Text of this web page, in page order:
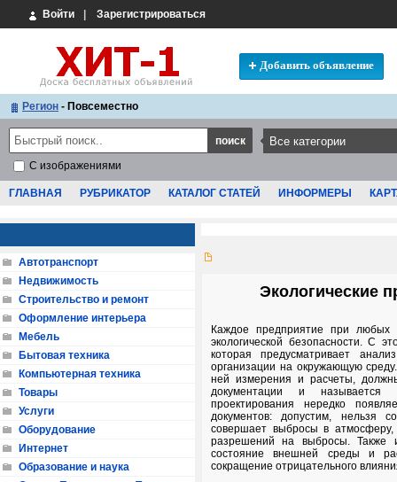
Войти Зарегистрироваться
Добавить объявление
Регион - Повсеместно
С изображениями
ГЛАВНАЯ РУБРИКАТОР КАТАЛОГ СТАТЕЙ ИНФОРМЕРЫ
Экологические
Каждое предприятие при любых
экологической безопасности. С
которая предусматривает
организации на окружающую
ней измерения и расчеты,
документации и называется
проектирования нередко
документов: допустим, нельзя
совершает выбросы в
разрешений на выбросы. Также
состояние внешней среды и
сокращение отрицательного
Автотранспорт
Недвижимость
Строительство и ремонт
Оформление интерьера
Мебель
Бытовая техника
Компьютерная техника
Товары
Услуги
Оборудование
Интернет
Образование и наука